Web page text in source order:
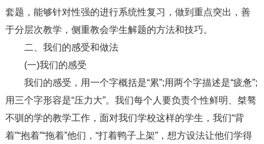
套题，能够针对性强的进行系统性复习，做到重点突出，善
于分层次教学，侧重教会学生解题的方法和技巧。
二、我们的感受和做法
(一)我们的感受
我们的感受，用一个字概括是“累”;用两个字描述是“疲惫”;
用三个字形容是“压力大”。我们每个人要负责个性鲜明、桀骜
不驯的学的教学工作，面对我们学校这样的学生，我们“背
着”“抱着”“拖着”他们，“打着鸭子上架”，想方设法让他们学得